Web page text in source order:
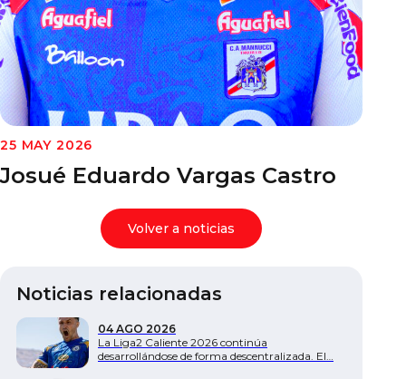
Documentos
25 MAY 2026
Josué Eduardo Vargas Castro
Volver a noticias
Noticias relacionadas
04 AGO 2026
La Liga2 Caliente 2026 continúa
desarrollándose de forma descentralizada. El…